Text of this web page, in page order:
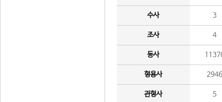
수사 3
조사 4
동사
형용사 2946
관형사 5